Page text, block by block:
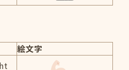
絵文字